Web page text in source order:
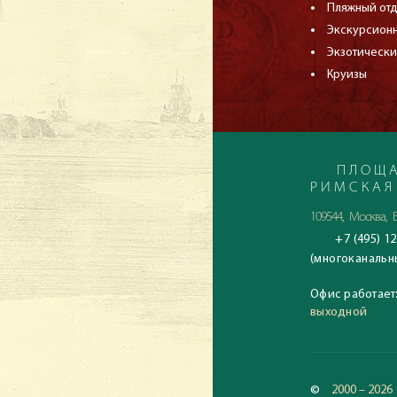
Пляжный
Круизы
РИМСКАЯ
109544, Москва,
+7 (495)
Офис работает:
выходной
© 2000 – 2026